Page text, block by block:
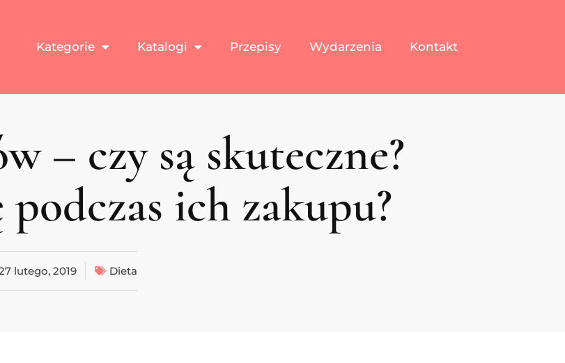
Kategorie Katalogi Przepisy Wydarzenia Kontakt
– czy są skuteczne?
ich zakupu?
lutego, 2019 Dieta